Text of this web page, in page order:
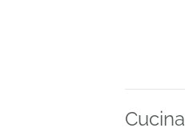
Cucina